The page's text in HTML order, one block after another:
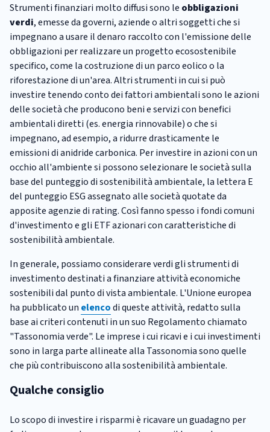
Strumenti finanziari molto diffusi sono le obbligazioni
verdi, emesse da governi, aziende o altri soggetti che si
impegnano a usare il denaro raccolto con l'emissione delle
obbligazioni per realizzare un progetto ecosostenibile
specifico, come la costruzione di un parco eolico o la
riforestazione di un'area. Altri strumenti in cui si può
investire tenendo conto dei fattori ambientali sono le azioni
delle società che producono beni e servizi con benefici
ambientali diretti (es. energia rinnovabile) o che si
impegnano, ad esempio, a ridurre drasticamente le
emissioni di anidride carbonica. Per investire in azioni con un
occhio all'ambiente si possono selezionare le società sulla
base del punteggio di sostenibilità ambientale, la lettera E
del punteggio ESG assegnato alle società quotate da
apposite agenzie di rating. Così fanno spesso i fondi comuni
d'investimento e gli ETF azionari con caratteristiche di
sostenibilità ambientale.
In generale, possiamo considerare verdi gli strumenti di
investimento destinati a finanziare attività economiche
sostenibili dal punto di vista ambientale. L'Unione europea
ha pubblicato un elencodi queste attività, redatto sulla
base ai criteri contenuti in un suo Regolamento chiamato
"Tassonomia verde". Le imprese i cui ricavi e i cui investimenti
sono in larga parte allineate alla Tassonomia sono quelle
che più contribuiscono alla sostenibilità ambientale.
Qualche consiglio
Lo scopo di investire i risparmi è ricavare un guadagno per